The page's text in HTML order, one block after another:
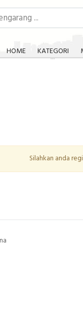
HOME KATEGORI
Silahkan anda